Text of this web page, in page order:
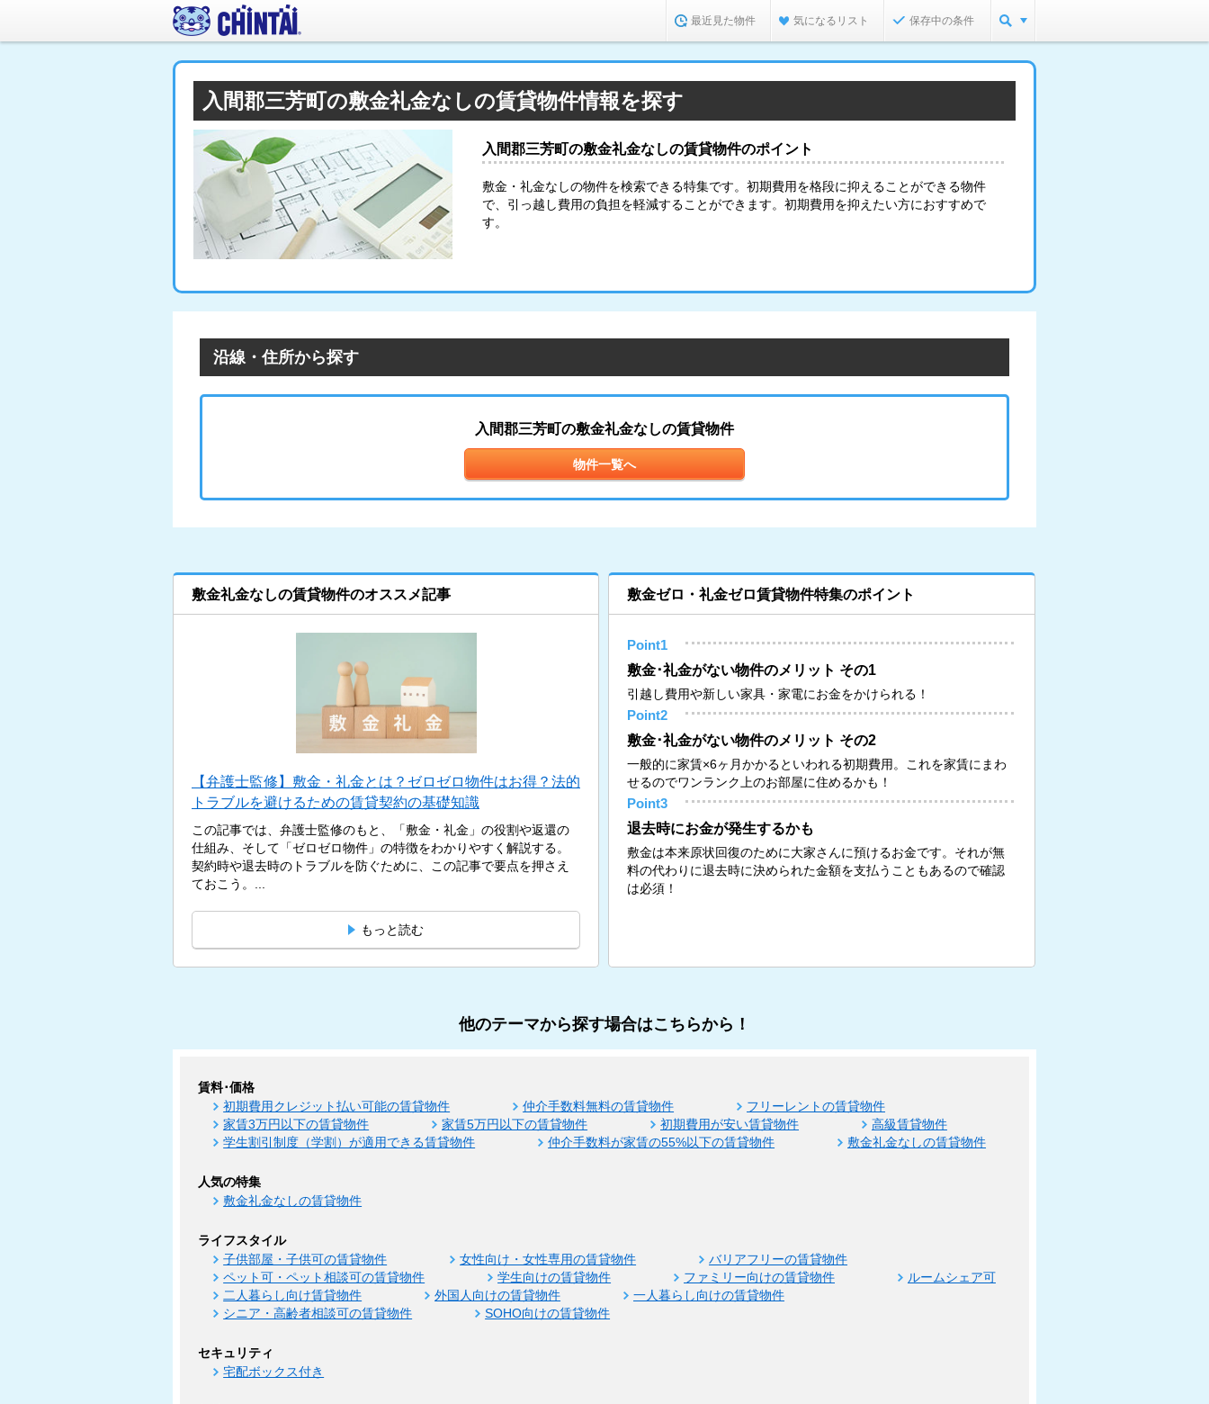
最近見た物件 気になるリスト 保存中の条件
入間郡三芳町の敷金礼金なしの賃貸物件情報を探す
入間郡三芳町の敷金礼金なしの賃貸物件のポイント
敷金・礼金なしの物件を検索できる特集です。初期費用を格段に抑えることができる物件
で、引っ越し費用の負担を軽減することができます。初期費用を抑えたい方におすすめで
す。
沿線・住所から探す
入間郡三芳町の敷金礼金なしの賃貸物件
物件一覧へ
敷金礼金なしの賃貸物件のオススメ記事
【弁護士監修】敷金・礼金とは？ゼロゼロ物件はお得？法的
トラブルを避けるための賃貸契約の基礎知識
この記事では、弁護士監修のもと、「敷金・礼金」の役割や返還の
仕組み、そして「ゼロゼロ物件」の特徴をわかりやすく解説する。
契約時や退去時のトラブルを防ぐために、この記事で要点を押さえ
ておこう。...
もっと読む
敷金ゼロ・礼金ゼロ賃貸物件特集のポイント
Point1
敷金･礼金がない物件のメリット その1
引越し費用や新しい家具・家電にお金をかけられる！
Point2
敷金･礼金がない物件のメリット その2
一般的に家賃×6ヶ月かかるといわれる初期費用。これを家賃にまわ
せるのでワンランク上のお部屋に住めるかも！
Point3
退去時にお金が発生するかも
敷金は本来原状回復のために大家さんに預けるお金です。それが無
料の代わりに退去時に決められた金額を支払うこともあるので確認
は必須！
他のテーマから探す場合はこちらから！
賃料･価格
初期費用クレジット払い可能の賃貸物件 仲介手数料無料の賃貸物件
フリーレントの賃貸物件
家賃3万円以下の賃貸物件
家賃5万円以下の賃貸物件 初期費用が安い賃貸物件
高級賃貸物件
学生割引制度（学割）が適用できる賃貸物件
仲介手数料が家賃の55%以下の賃貸物件 敷金礼金なしの賃貸物件
人気の特集
敷金礼金なしの賃貸物件
ライフスタイル
子供部屋・子供可の賃貸物件 女性向け・女性専用の賃貸物件
バリアフリーの賃貸物件
ペット可・ペット相談可の賃貸物件
学生向けの賃貸物件 ファミリー向けの賃貸物件
ルームシェア可
二人暮らし向け賃貸物件
外国人向けの賃貸物件
一人暮らし向けの賃貸物件
シニア・高齢者相談可の賃貸物件
SOHO向けの賃貸物件
セキュリティ
宅配ボックス付き